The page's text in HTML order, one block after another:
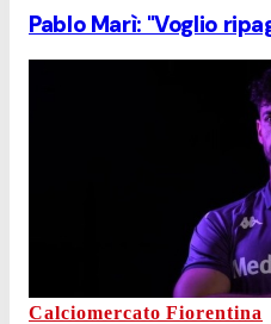
Pablo Marì: "Voglio
Calciomercato Fiorentina